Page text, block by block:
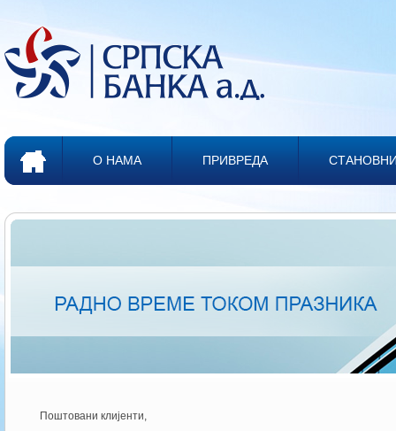
О НАМА ПРИВРЕДА
Поштовани клијенти,